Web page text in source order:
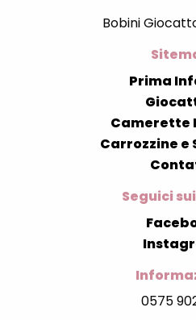
Bobini
Prima
Camerette
Carrozzine e
Seguici
0575